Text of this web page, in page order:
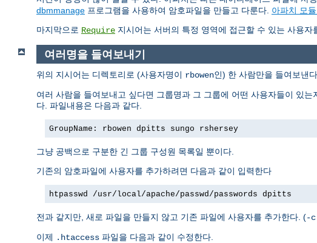
dbmmanage 프로그램을 사용하여 암호파일을 만들고 다룬다. 아파치 모
마지막으로 Require 지시어는 서버의 특정 영역에 접근할 수 있는 사용
여러명을 들여보내기
위의 지시어는 디렉토리로 (사용자명이 rbowen인) 한 사람만을 들여보낸
여러 사람을 들여보내고 싶다면 그룹명과 그 그룹에 어떤 사용자들이 있
다. 파일내용은 다음과 같다.
GroupName: rbowen dpitts sungo rshersey
그냥 공백으로 구분한 긴 그룹 구성원 목록일 뿐이다.
기존의 암호파일에 사용자를 추가하려면 다음과 같이 입력한다
htpasswd /usr/local/apache/passwd/passwords dpitts
전과 같지만, 새로 파일을 만들지 않고 기존 파일에 사용자를 추가한다. (-c
이제 .htaccess 파일을 다음과 같이 수정한다.